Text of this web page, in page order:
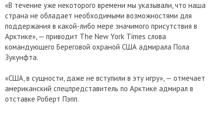
«В течение уже некоторого времени мы указывали, что наша
страна не обладает необходимыми возможностями для
поддержания в какой-либо мере значимого присутствия в
Арктике», — приводит The New York Times слова
командующего Береговой охраной США адмирала Пола
Зукунфта.
«США, в сущности, даже не вступили в эту игру», — отмечает
американский спецпредставитель по Арктике адмирал в
отставке Роберт Пэпп.